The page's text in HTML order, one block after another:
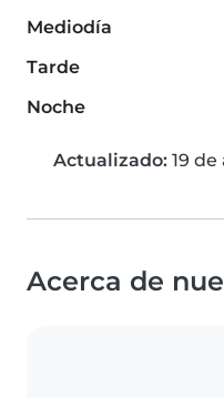
Mediodía
Tarde
Noche
Actualizado: 19
Acerca de